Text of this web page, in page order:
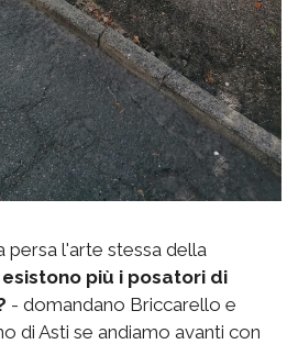
persa l'arte stessa della
esistono più i posatori di
- domandano Briccarello e
di Asti se andiamo avanti con